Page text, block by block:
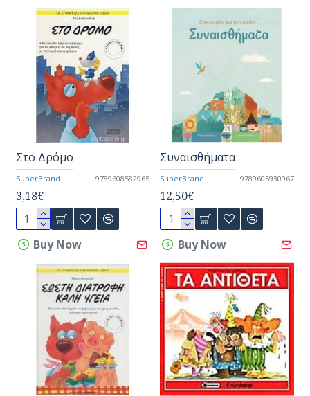
SuperBrand 9789608582965
Στο Δρόμο
3,18€
Buy Now
SuperBrand 9789605930967
Συναισθήματα
12,50€
Buy Now